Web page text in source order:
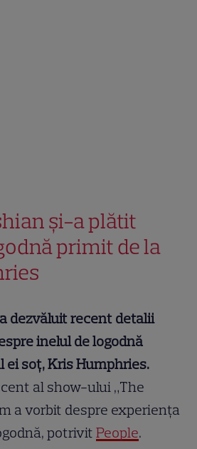
și-a plătit
primit de la
a dezvăluit recent detalii
inelul de logodnă
ei soț, Kris Humphries.
al show-ului „The
a vorbit despre experiența
potrivitPeople.